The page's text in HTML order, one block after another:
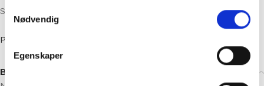
Samtykkevalg
Nødvendig
Egenskaper
Kategorier: Dame strikkepakker
Pudderpiken